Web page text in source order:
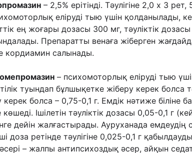
– 2,5% ерітінді. Тəулігіне 2,0 х 3
еліруді тыю үшін қолданылады,
ең жоғары дозасы 300 мг, тəуліктік
Препаратты венаға жіберген
кордиамин салынады.
– психомоторлық еліруді тыю
туындап бұлшықетке жіберу керек болса
керек болса – 0,75-0,1 г. Емдік нəтиже біліне
көшеді. Ішілетін тəуліктік дозасы 0,05-0,1 г
дейін жалғастырады. Ауруханада емдеудің
доза ретінде тəулігіне 0,025-0,1 г
– жалпы антипсихоздық əсер, айқын